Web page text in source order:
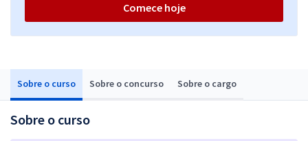
Sobre o curso Sobre o concurso Sobre o cargo
Sobre o curso
Comece hoje